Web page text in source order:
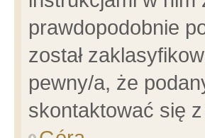
prawdopodobnie
został
pewny/a, że
skontaktować się